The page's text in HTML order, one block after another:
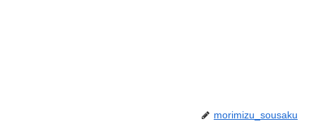
morimizu_sousaku